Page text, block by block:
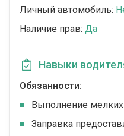
Личный автомобиль:
Наличие прав: Да
Навыки
Обязанности:
Выполнение мелких
Заправка